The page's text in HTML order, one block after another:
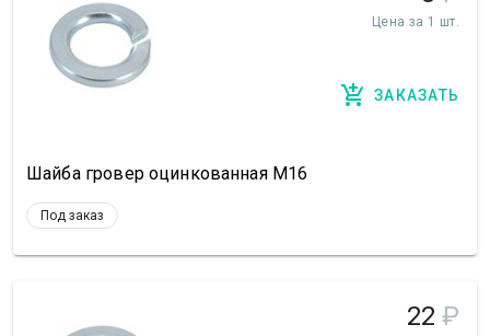
Цена за 1 шт.
ЗАКАЗАТЬ
Шайба гровер оцинкованная М16
Под заказ
22 ₽